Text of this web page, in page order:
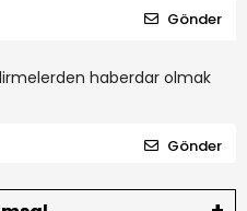
Gönder
haberdar olmak
Gönder